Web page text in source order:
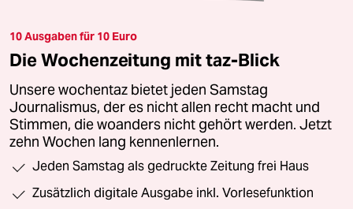
10 Ausgaben für 10 Euro
Die Wochenzeitung mit taz-Blick
Unsere wochentaz bietet jeden Samstag
Journalismus, der es nicht allen recht macht und
Stimmen, die woanders nicht gehört werden. Jetzt
zehn Wochen lang kennenlernen.
Jeden Samstag als gedruckte Zeitung frei Haus
Zusätzlich digitale Ausgabe inkl. Vorlesefunktion